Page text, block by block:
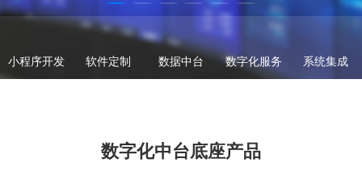
小程序开发 软件定制 数据中台 数字化服务 系统集成
数字化中台底座产品